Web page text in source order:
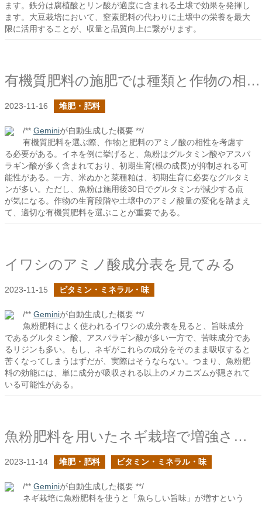
ます。鉄分は腐植酸とリン酸が適度に含まれる土壌で効果を発揮し
ます。大豆栽培において、窒素肥料の代わりに土壌中の栄養を最大
限に活用することが、収量と品質向上に繋がります。
有機質肥料の施肥では種類と作物の相性に注意すべき
2023-11-16 堆肥・肥料
/** Geminiが自動生成した概要 **/
有機質肥料を選ぶ際、作物と肥料のアミノ酸の相性を考慮す
る必要がある。イネを例に挙げると、魚粉はグルタミン酸やアスパ
ラギン酸が多く含まれており、初期生育(根の成長)が抑制される可
能性がある。一方、米ぬかと菜種粕は、初期生育に必要なグルタミ
ンが多い。ただし、魚粉は施用後30日でグルタミンが減少する点
が気になる。作物の生育段階や土壌中のアミノ酸量の変化を踏まえ
て、適切な有機質肥料を選ぶことが重要である。
イワシのアミノ酸成分表を見てみる
2023-11-15 ビタミン・ミネラル・味
/** Geminiが自動生成した概要 **/
魚粉肥料によく使われるイワシの成分表を見ると、旨味成分
であるグルタミン酸、アスパラギン酸が多い一方で、苦味成分であ
るリジンも多い。もし、ネギがこれらの成分をそのまま吸収すると
苦くなってしまうはずだが、実際はそうならない。つまり、魚粉肥
料の効能には、単に成分が吸収される以上のメカニズムが隠されて
いる可能性がある。
魚粉肥料を用いたネギ栽培で増強される旨味成分は何だろう？
2023-11-14 堆肥・肥料 ビタミン・ミネラル・味
/** Geminiが自動生成した概要 **/
ネギ栽培に魚粉肥料を使うと「魚らしい旨味」が増すという